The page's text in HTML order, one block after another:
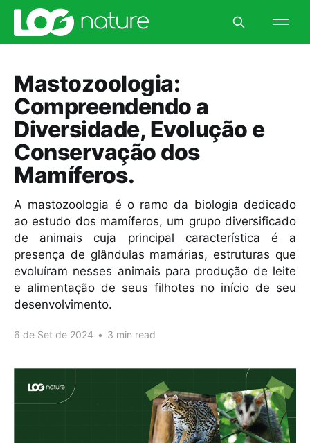
Mastozoologia:
Compreendendo a
Diversidade, Evolução e
Conservação dos
Mamíferos.
A mastozoologia é o ramo da biologia dedicado
ao estudo dos mamíferos, um grupo diversificado
de animais cuja principal característica é a
presença de glândulas mamárias, estruturas que
evoluíram nesses animais para produção de leite
e alimentação de seus filhotes no início de seu
desenvolvimento.
6 de Set de 2024 • 3 min read